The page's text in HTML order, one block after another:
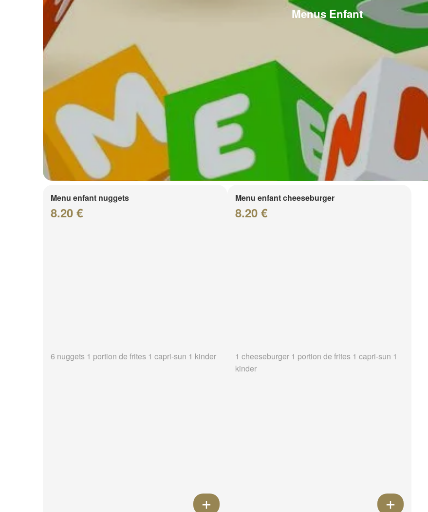
Menus Enfant
Menu enfant nuggets
8.20 €
6 nuggets 1 portion de frites 1 capri-sun 1 kinder
Menu enfant cheeseburger
8.20 €
1 cheeseburger 1 portion de frites 1 capri-sun 1
kinder